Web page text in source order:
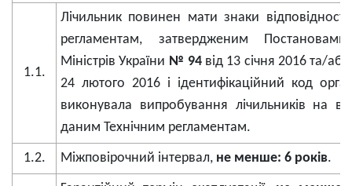
1.1.
Лічильник повинен мати знаки відповідності
регламентам, затвердженим Постановами
Міністрів України № 94від 13 січня 2016 та/
24 лютого 2016 і ідентифікаційний код
виконувала випробування лічильників на
даним Технічним регламентам.
1.2. Міжповірочний інтервал, не менше: 6 років.